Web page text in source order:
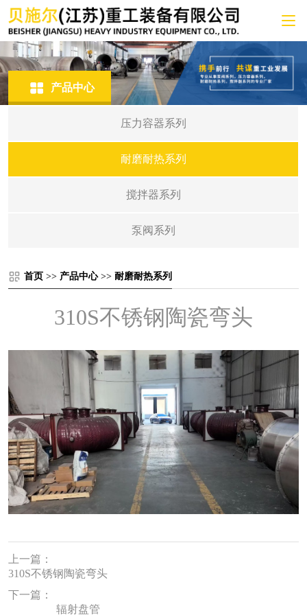
产品中心
压力容器系列
耐磨耐热系列
搅拌器系列
泵阀系列
首页 >> 产品中心>> 耐磨耐热系列
310S不锈钢陶瓷弯头
上一篇：
310S不锈钢陶瓷弯头
下一篇：
辐射盘管